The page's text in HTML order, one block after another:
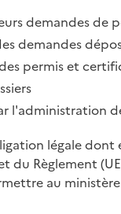
demandes
demandes
permis et
légale
du Règlement
au